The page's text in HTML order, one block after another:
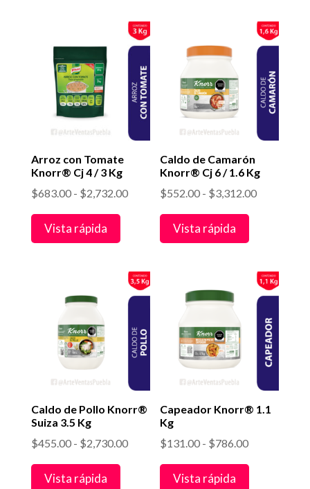
hasta
$2,264.00
hasta
$1,296.00
Arroz con Tomate
Knorr® Cj 4 / 3 Kg
$683.00 - $2,732.00Rango
hasta
$2,732.00
Vista rápida
Caldo de Camarón
Knorr® Cj 6 / 1.6 Kg
$552.00 - $3,312.00Rango
hasta
$3,312.00
Vista rápida
Caldo de Pollo Knorr®
Suiza 3.5 Kg
$455.00 - $2,730.00Rango
Vista rápida
Capeador Knorr® 1.1
Kg
$131.00 - $786.00Rango
Vista rápida